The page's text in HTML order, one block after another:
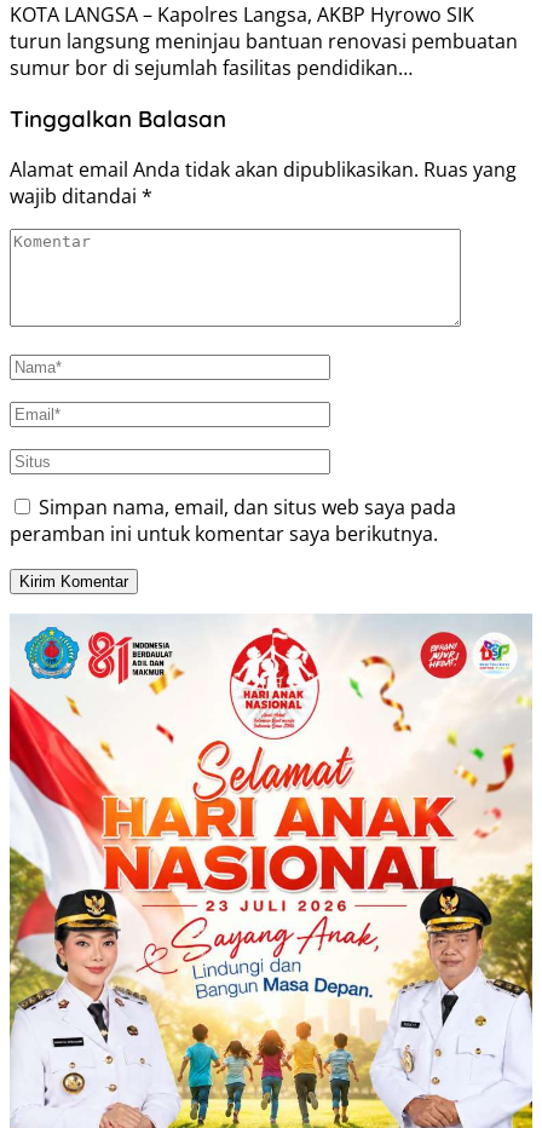
KOTA LANGSA – Kapolres Langsa, AKBP Hyrowo SIK
turun langsung meninjau bantuan renovasi pembuatan
sumur bor di sejumlah fasilitas pendidikan…
Tinggalkan Balasan
Alamat email Anda tidak akan dipublikasikan. Ruas yang
wajib ditandai *
Simpan nama, email, dan situs web saya pada
peramban ini untuk komentar saya berikutnya.